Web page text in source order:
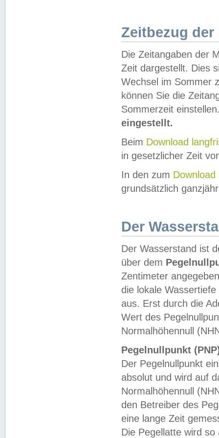
Zeitbezug der
Die Zeitangaben der
Zeit dargestellt. Dies
Wechsel im Sommer
können Sie die
Sommerzeit
eingestellt.
Beim Download
in gesetzlicher Zeit
In den zum Download
grundsätzlich
Der
Der Wasserstand ist
über dem
Zentimeter
die lokale
aus. Erst durch die
Wert des
Normalhöhennull
Pegelnullpunkt
Der Pegelnullpunkt
absolut und wird auf
Normalhöhennull
den Betreiber des
eine lange Zeit
Die Pegellatte wird